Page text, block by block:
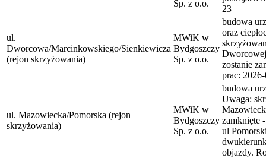
Sp. z o.o.
23
ul.
Dworcowa/Marcinkowskiego/Sienkiewicza
(rejon skrzyżowania)
MWiK w
Bydgoszczy
Sp. z o.o.
budowa
oraz
zostanie
prac:
ul. Mazowiecka/Pomorska (rejon
skrzyżowania)
MWiK w
Bydgoszczy
Sp. z o.o.
budowa
Uwaga:
zamknięte
ul
objazdy.